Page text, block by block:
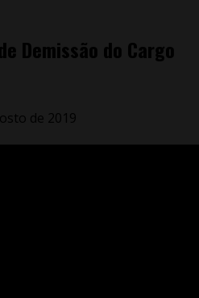
Demissão do Cargo
de 2019